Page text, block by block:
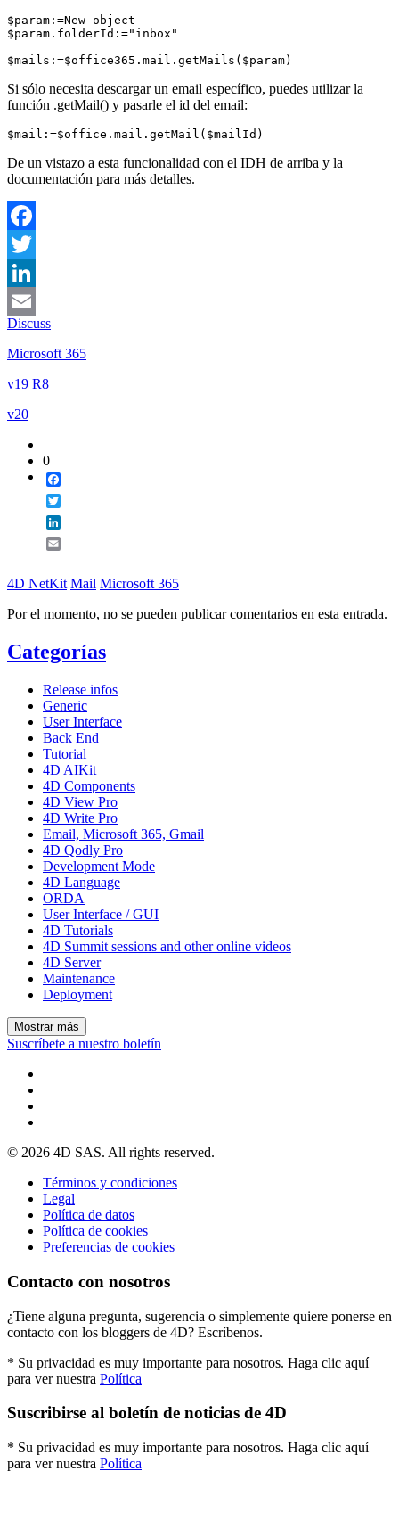
$param:=New object
$param.folderId:="inbox"
$mails:=$office365.mail.getMails($param)
Si sólo necesita descargar un email específico, puedes utilizar la
función .getMail() y pasarle el id del email:
$mail:=$office.mail.getMail($mailId)
De un vistazo a esta funcionalidad con el IDH de arriba y la
documentación para más detalles.
Facebook
Twitter
LinkedIn
Email
Discuss
Microsoft 365
v19 R8
v20
0
4D NetKit Mail Microsoft 365
Por el momento, no se pueden publicar comentarios en esta entrada.
Categorías
Release infos
Generic
User Interface
Back End
Tutorial
4D AIKit
4D Components
4D View Pro
4D Write Pro
Email, Microsoft 365, Gmail
4D Qodly Pro
Development Mode
4D Language
ORDA
User Interface / GUI
4D Tutorials
4D Summit sessions and other online videos
4D Server
Maintenance
Deployment
Mostrar más
Suscríbete a nuestro boletín
© 2026 4D SAS. All rights reserved.
Términos y condiciones
Legal
Política de datos
Política de cookies
Preferencias de cookies
Contacto con nosotros
¿Tiene alguna pregunta, sugerencia o simplemente quiere ponerse en
contacto con los bloggers de 4D? Escríbenos.
* Su privacidad es muy importante para nosotros. Haga clic aquí
para ver nuestra Política
Suscribirse al boletín de noticias de 4D
* Su privacidad es muy importante para nosotros. Haga clic aquí
para ver nuestra Política